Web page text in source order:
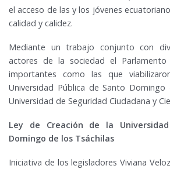
el acceso de las y los jóvenes
calidad y calidez.
Mediante un trabajo conjunto con
actores de la sociedad el Parlamento
importantes como las que
Universidad Pública de Santo
Universidad de Seguridad Ciudadana y
Ley de Creación de la
Domingo de los Tsáchilas
Iniciativa de los legisladores Viviana